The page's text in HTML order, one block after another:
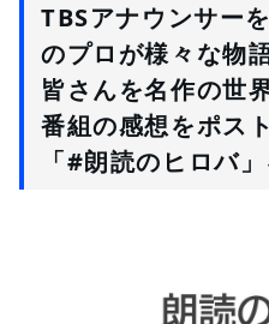
TBSアナウンサー
のプロが様々な物
皆さんを名作の世
番組の感想をポス
「#朗読のヒロバ